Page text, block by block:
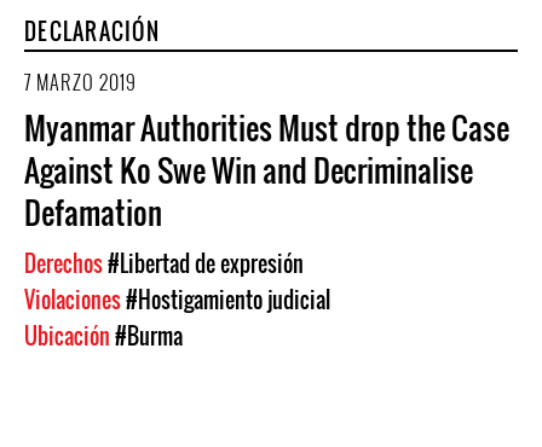
DECLARACIÓN
7 MARZO 2019
Myanmar Authorities Must drop the Case
Against Ko Swe Win and Decriminalise
Defamation
Derechos#Libertad de expresión
Violaciones#Hostigamiento judicial
Ubicación#Burma